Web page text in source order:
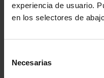
experiencia de usuario.
en los selectores de
Necesarias